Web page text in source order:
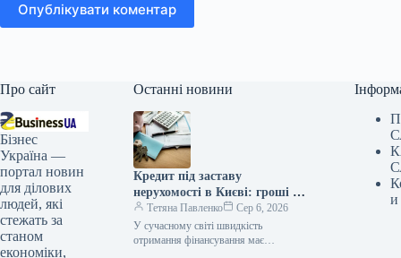
Опублікувати коментар
Про сайт
Бізнес
Україна —
портал новин
для ділових
людей, які
стежать за
станом
економіки,
Останні новини
Кредит під заставу
нерухомості в Києві: гроші за
годину
Тетяна Павленко
Сер 6, 2026
У сучасному світі швидкість
отримання фінансування має
и